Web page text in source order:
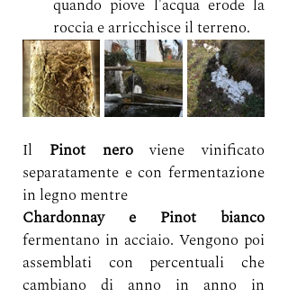
quando piove l'acqua erode la
roccia e arricchisce il terreno.
Il Pinot nero viene vinificato
separatamente e con fermentazione
in legno mentre
Chardonnay e Pinot bianco
fermentano in acciaio. Vengono poi
assemblati con percentuali che
cambiano di anno in anno in